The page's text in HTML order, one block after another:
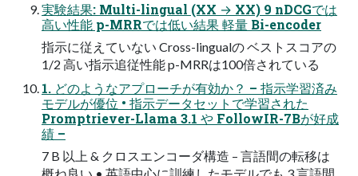
実験結果: Multi-lingual (XX → XX) 9 nDCGでは
高い性能 p-MRRでは低い結果 軽量 Bi-encoder
指示に従えていない Cross-lingualの ベストスコアの
1/2 高い指示追従性能 p-MRRは100倍されている
1. どのようなアプローチが有効か？ – 指示学習済み
モデルが優位 • 指示データセットで学習された
Promptriever-Llama 3.1 や FollowIR-7Bが好成
績 –
7 B 以上 & クロスエンコーダ構造 – 言語間の転移は